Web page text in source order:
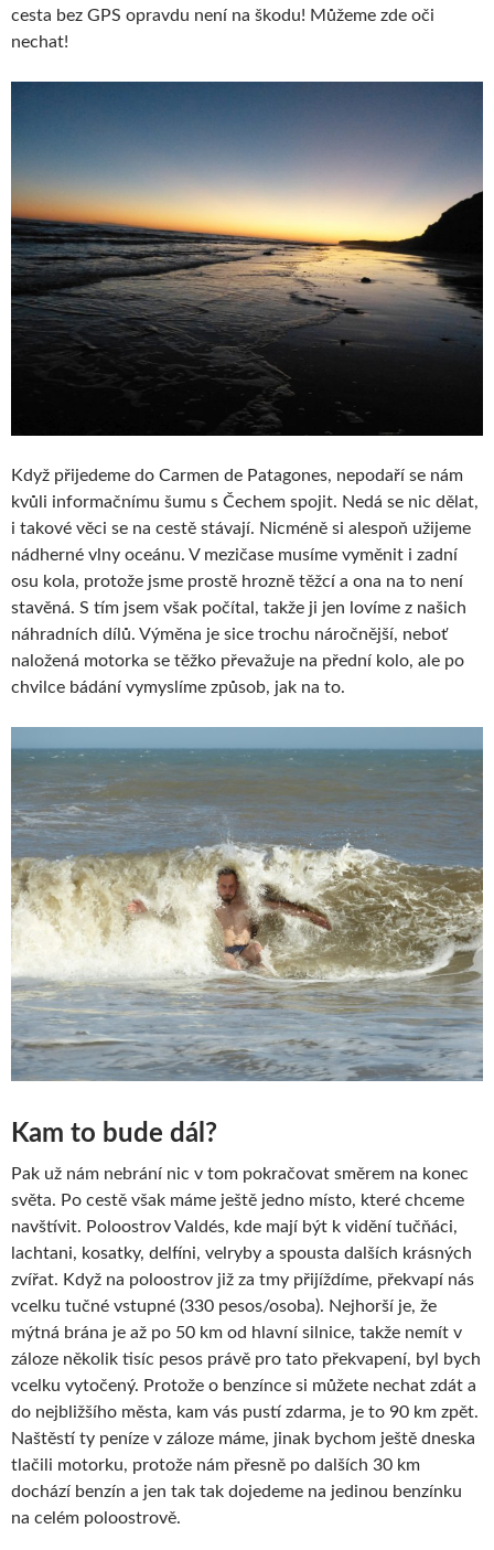
cesta bez GPS opravdu není na škodu! Můžeme zde oči
nechat!
Když přijedeme do Carmen de Patagones, nepodaří se nám
kvůli informačnímu šumu s Čechem spojit. Nedá se nic dělat,
i takové věci se na cestě stávají. Nicméně si alespoň užijeme
nádherné vlny oceánu. V mezičase musíme vyměnit i zadní
osu kola, protože jsme prostě hrozně těžcí a ona na to není
stavěná. S tím jsem však počítal, takže ji jen lovíme z našich
náhradních dílů. Výměna je sice trochu náročnější, neboť
naložená motorka se těžko převažuje na přední kolo, ale po
chvilce bádání vymyslíme způsob, jak na to.
Kam to bude dál?
Pak už nám nebrání nic v tom pokračovat směrem na konec
světa. Po cestě však máme ještě jedno místo, které chceme
navštívit. Poloostrov Valdés, kde mají být k vidění tučňáci,
lachtani, kosatky, delfíni, velryby a spousta dalších krásných
zvířat. Když na poloostrov již za tmy přijíždíme, překvapí nás
vcelku tučné vstupné (330 pesos/osoba). Nejhorší je, že
mýtná brána je až po 50 km od hlavní silnice, takže nemít v
záloze několik tisíc pesos právě pro tato překvapení, byl bych
vcelku vytočený. Protože o benzínce si můžete nechat zdát a
do nejbližšího města, kam vás pustí zdarma, je to 90 km zpět.
Naštěstí ty peníze v záloze máme, jinak bychom ještě dneska
tlačili motorku, protože nám přesně po dalších 30 km
dochází benzín a jen tak tak dojedeme na jedinou benzínku
na celém poloostrově.